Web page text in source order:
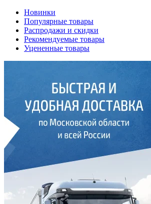
Новинки
Популярные товары
Распродажи и скидки
Рекомендуемые товары
Уцененные товары